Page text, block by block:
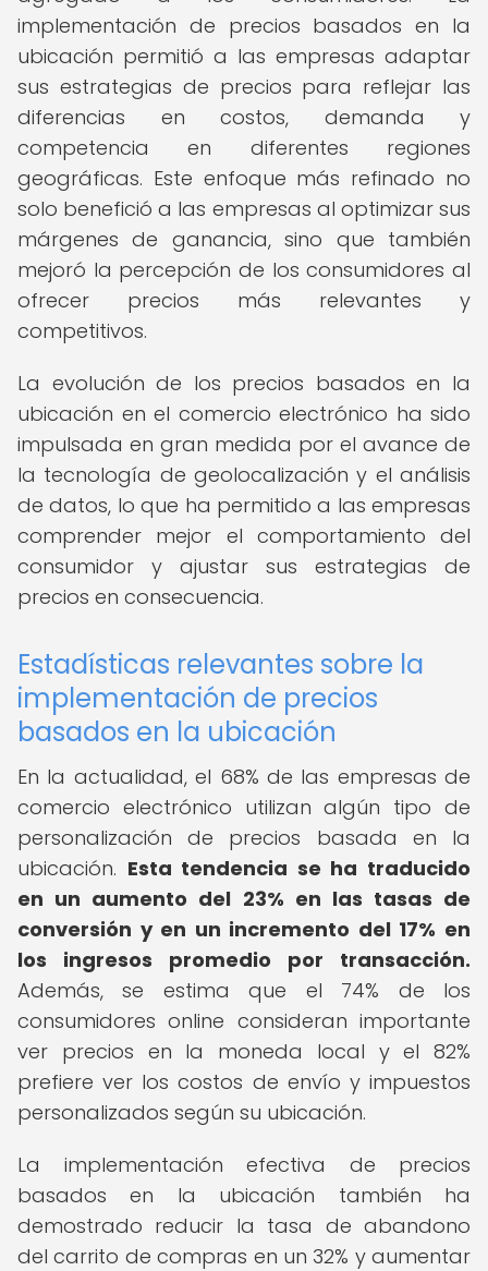
implementación de precios basados en la
ubicación permitió a las empresas adaptar
sus estrategias de precios para reflejar las
diferencias en costos, demanda y
competencia en diferentes regiones
geográficas. Este enfoque más refinado no
solo benefició a las empresas al optimizar sus
márgenes de ganancia, sino que también
mejoró la percepción de los consumidores al
ofrecer precios más relevantes y
competitivos.
La evolución de los precios basados en la
ubicación en el comercio electrónico ha sido
impulsada en gran medida por el avance de
la tecnología de geolocalización y el análisis
de datos, lo que ha permitido a las empresas
comprender mejor el comportamiento del
consumidor y ajustar sus estrategias de
precios en consecuencia.
Estadísticas relevantes sobre la
implementación de precios
basados en la ubicación
En la actualidad, el 68% de las empresas de
comercio electrónico utilizan algún tipo de
personalización de precios basada en la
ubicación. Esta tendencia se ha traducido
en un aumento del 23% en las tasas de
conversión y en un incremento del 17% en
los ingresos promedio por transacción.
Además, se estima que el 74% de los
consumidores online consideran importante
ver precios en la moneda local y el 82%
prefiere ver los costos de envío y impuestos
personalizados según su ubicación.
La implementación efectiva de precios
basados en la ubicación también ha
demostrado reducir la tasa de abandono
del carrito de compras en un 32% y aumentar